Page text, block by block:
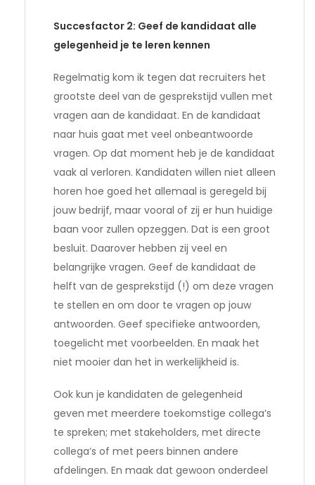
Succesfactor 2: Geef de kandidaat alle
gelegenheid je te leren kennen
Regelmatig kom ik tegen dat recruiters het
grootste deel van de gesprekstijd vullen met
vragen aan de kandidaat. En de kandidaat
naar huis gaat met veel onbeantwoorde
vragen. Op dat moment heb je de kandidaat
vaak al verloren. Kandidaten willen niet alleen
horen hoe goed het allemaal is geregeld bij
jouw bedrijf, maar vooral of zij er hun huidige
baan voor zullen opzeggen. Dat is een groot
besluit. Daarover hebben zij veel en
belangrijke vragen. Geef de kandidaat de
helft van de gesprekstijd (!) om deze vragen
te stellen en om door te vragen op jouw
antwoorden. Geef specifieke antwoorden,
toegelicht met voorbeelden. En maak het
niet mooier dan het in werkelijkheid is.
Ook kun je kandidaten de gelegenheid
geven met meerdere toekomstige collega’s
te spreken; met stakeholders, met directe
collega’s of met peers binnen andere
afdelingen. En maak dat gewoon onderdeel